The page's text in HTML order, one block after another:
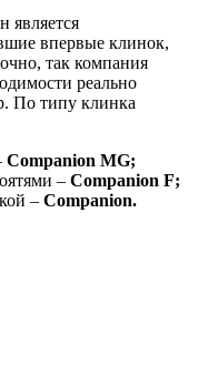
является
впервые клинок,
так компания
реально
По типу клинка
Companion MG;
– Companion F;
– Companion.